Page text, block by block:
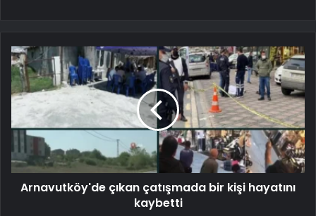
Arnavutköy'de çıkan çatışmada bir kişi hayatını
kaybetti